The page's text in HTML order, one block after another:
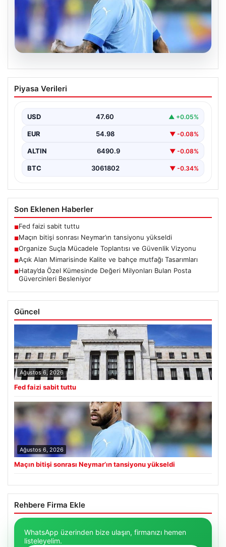
06.08.2026
Maçın bitişi sonrası Neymar’ın
tansiyonu yükseldi
gergin anlar yaşandı. Tribünlerin coşkusu ve sahadaki
yüksek…
Piyasa Verileri
USD 47.60 ▲ +0.05%
EUR 54.98 ▼ -0.08%
ALTIN 6490.9 ▼ -0.08%
BTC 3061802 ▼ -0.34%
Son Eklenen Haberler
■Fed faizi sabit tuttu
■Maçın bitişi sonrası Neymar’ın tansiyonu yükseldi
■Organize Suçla Mücadele Toplantısı ve Güvenlik Vizyonu
■Açık Alan Mimarisinde Kalite ve bahçe mutfağı Tasarımları
■Hatay’da Özel Kümesinde Değeri Milyonları Bulan Posta
Güvercinleri Besleniyor
Güncel
Ağustos 6, 2026
Fed faizi sabit tuttu
Ağustos 6, 2026
Maçın bitişi sonrası Neymar’ın tansiyonu yükseldi
Rehbere Firma Ekle
WhatsApp üzerinden bize ulaşın, firmanızı hemen
listeleyelim.